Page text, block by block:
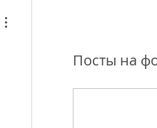
Посты на